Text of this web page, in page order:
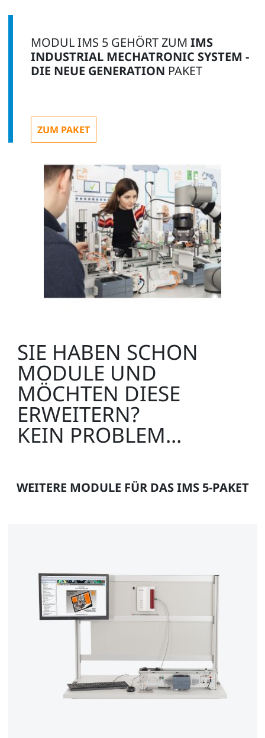
MODUL IMS 5 GEHÖRT ZUM IMS
INDUSTRIAL MECHATRONIC SYSTEM -
DIE NEUE GENERATION PAKET
ZUM PAKET
SIE HABEN SCHON
MODULE UND
MÖCHTEN DIESE
ERWEITERN?
KEIN PROBLEM...
WEITERE MODULE FÜR DAS IMS 5-PAKET